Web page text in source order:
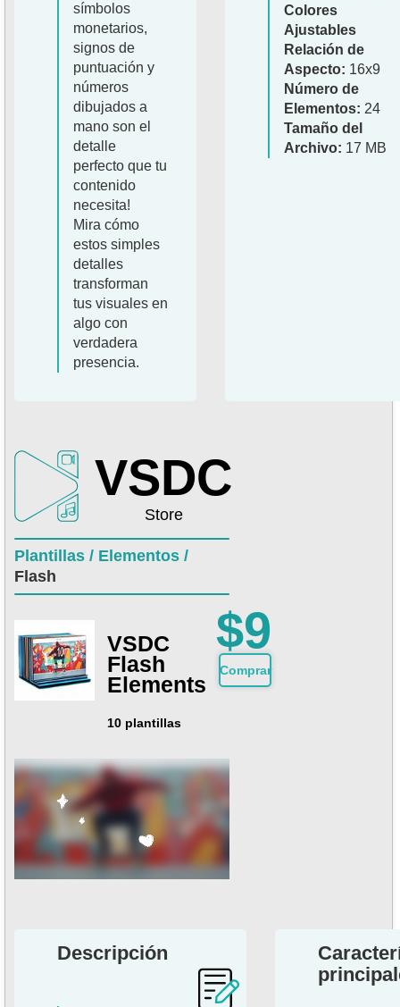
símbolos
monetarios,
signos de
puntuación y
números
dibujados a
mano son el
detalle
perfecto que tu
contenido
necesita!
Mira cómo
estos simples
detalles
transforman
tus visuales en
algo con
verdadera
presencia.
Colores
Ajustables
Relación de
Aspecto: 16x9
Número de
Elementos: 24
Tamaño del
Archivo: 17 MB
VSDC
Store
Plantillas / Elementos /
Flash
VSDC
Flash
Elements
10 plantillas
$9
Comprar
Descripción